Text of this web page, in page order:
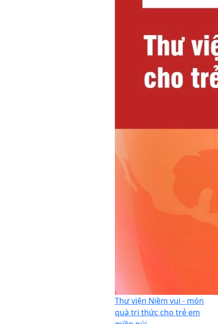
Thư viện Niềm vui - món
quà tri thức cho trẻ em